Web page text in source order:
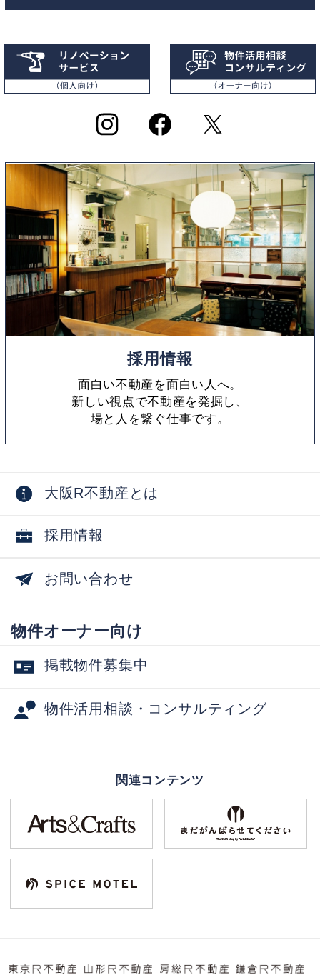
採用情報
面白い不動産を面白い人へ。
新しい視点で不動産を発掘し、
場と人を繋ぐ仕事です。
大阪R不動産とは
採用情報
お問い合わせ
物件オーナー向け
掲載物件募集中
物件活用相談・コンサルティング
関連コンテンツ